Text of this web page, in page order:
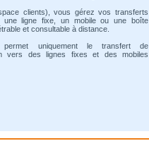
clients), vous gérez vos transferts
une ligne fixe, un mobile ou une boîte
et consultable à distance.
uniquement le transfert de
vers des lignes fixes et des mobiles